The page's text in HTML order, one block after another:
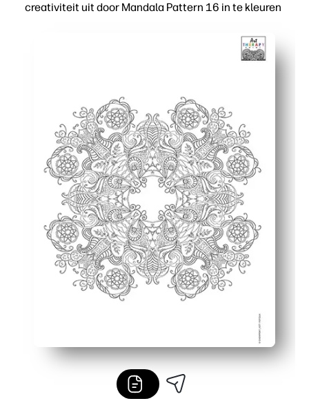
creativiteit uit door Mandala Pattern 16 in te kleuren
Print-and-Go-activiteit: geen voorbereiding voor
Bevordert de focus en mindfulness - ideaal voor
Herbruikbaar en deelbaar: druk meerdere